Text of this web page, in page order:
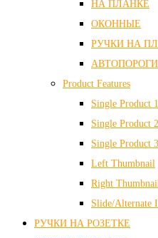
НА ПЛАНКЕ
ОКОННЫЕ
РУЧКИ НА
АВТОПОРОГИ
Product Features
Single Product 1
Single Product 2
Single Product 3
Left Thumbnail
Right
Slide/Alternate
РУЧКИ НА РОЗЕТКЕ